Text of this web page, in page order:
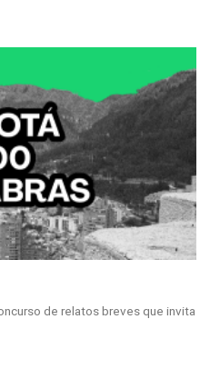
de relatos breves que invita